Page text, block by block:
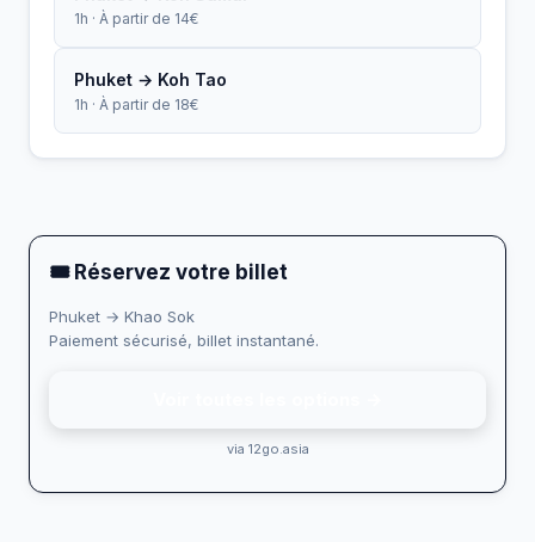
1h · À partir de 14€
Phuket → Koh Tao
1h · À partir de 18€
🎟 Réservez votre billet
Phuket → Khao Sok
Paiement sécurisé, billet instantané.
via 12go.asia